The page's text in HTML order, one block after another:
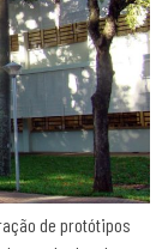
de protótipos